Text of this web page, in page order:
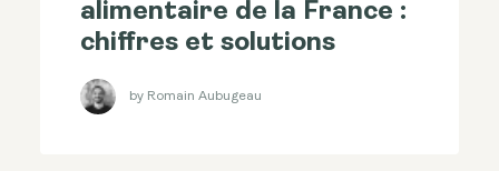
alimentaire de la France :
chiffres et solutions
by Romain Aubugeau